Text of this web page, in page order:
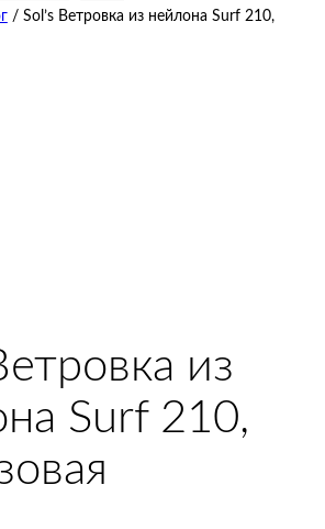
/ Sol’s Ветровка из нейлона Surf 210,
из
Surf 210,